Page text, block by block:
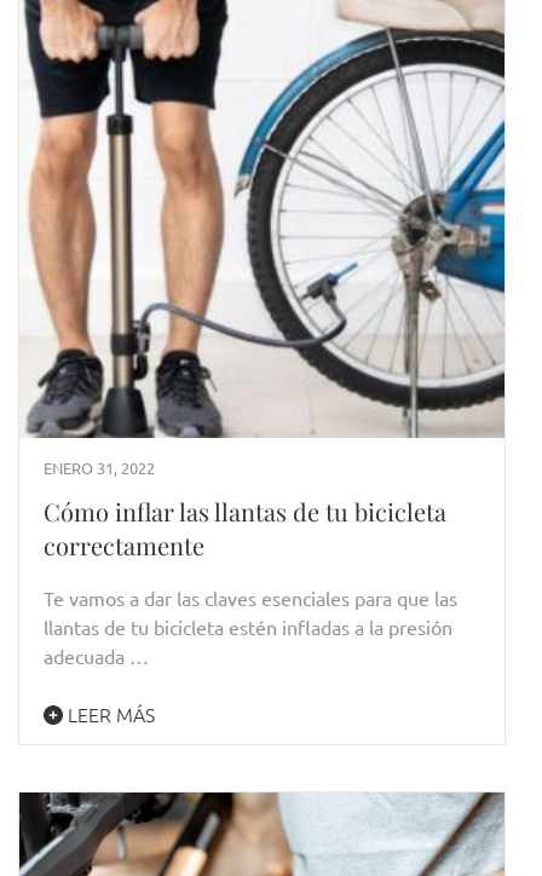
ENERO 31, 2022
Cómo inflar las llantas de tu bicicleta
correctamente
Te vamos a dar las claves esenciales para que las
llantas de tu bicicleta estén infladas a la presión
adecuada …
LEER MÁS